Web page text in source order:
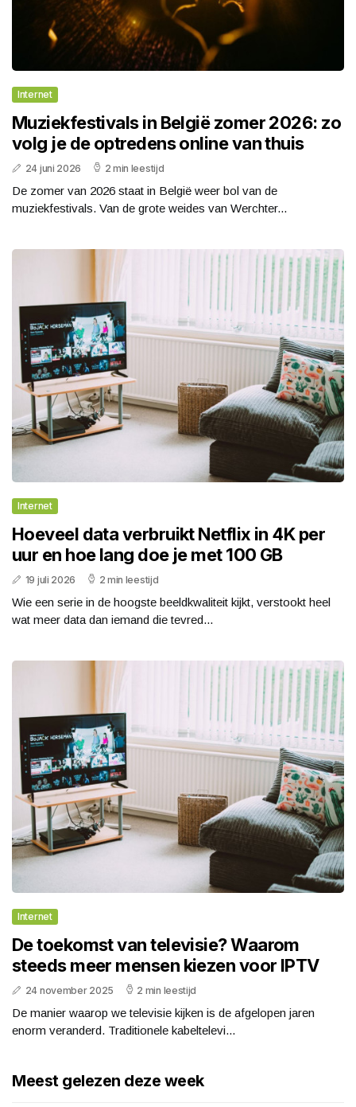
Internet
Muziekfestivals in België zomer 2026: zo
volg je de optredens online van thuis
24 juni 2026 2 min leestijd
De zomer van 2026 staat in België weer bol van de
muziekfestivals. Van de grote weides van Werchter...
Internet
Hoeveel data verbruikt Netflix in 4K per
uur en hoe lang doe je met 100 GB
19 juli 2026 2 min leestijd
Wie een serie in de hoogste beeldkwaliteit kijkt, verstookt heel
wat meer data dan iemand die tevred...
Internet
De toekomst van televisie? Waarom
steeds meer mensen kiezen voor IPTV
24 november 2025 2 min leestijd
De manier waarop we televisie kijken is de afgelopen jaren
enorm veranderd. Traditionele kabeltelevi...
Meest gelezen deze week